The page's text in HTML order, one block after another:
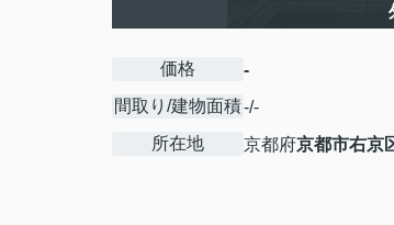
価格
-
間取り/建物面積-/-
所在地
京都府京都市右京